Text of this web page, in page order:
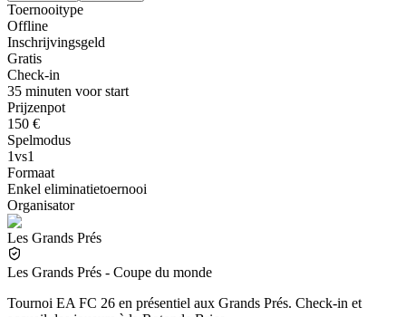
Toernooitype
Offline
Inschrijvingsgeld
Gratis
Check-in
35 minuten voor start
Prijzenpot
150 €
Spelmodus
1vs1
Formaat
Enkel eliminatietoernooi
Organisator
Les Grands Prés
Les Grands Prés - Coupe du monde
Tournoi EA FC 26 en présentiel aux Grands Prés. Check-in et